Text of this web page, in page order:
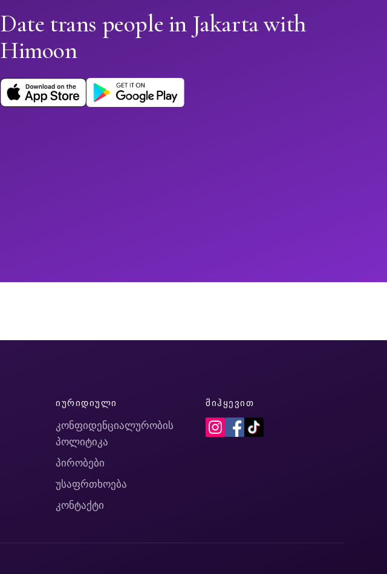
Date trans people in Jakarta with
Himoon
ᲘᲣᲠᲘᲓᲘᲣᲚᲘ
კონფიდენციალურობის
პოლიტიკა
პირობები
უსაფრთხოება
კონტაქტი
ᲛᲘᲰᲧᲔᲕᲘᲗ